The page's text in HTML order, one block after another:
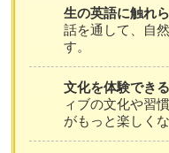
生の英語に触れ
話を通して、自
す。
文化を体験できる
ィブの文化や習
がもっと楽しくな